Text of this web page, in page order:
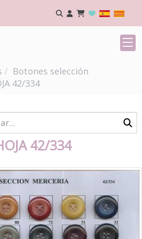
Botones selección
42/334
42/334